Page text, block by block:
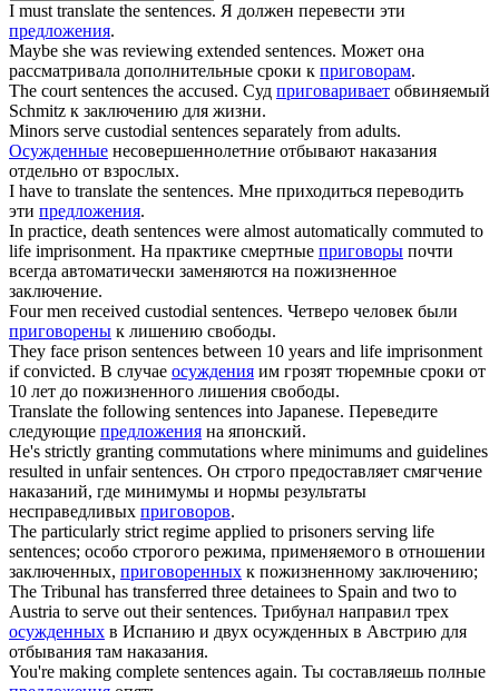
I must translate the sentences. Я должен перевести эти
предложения.
Maybe she was reviewing extended sentences. Может она
рассматривала дополнительные сроки к приговорам.
The courtsentences the accused. Суд приговаривает обвиняемый
Schmitz к заключению для жизни.
Minors serve custodial sentences separately from adults.
Осужденные несовершеннолетние отбывают наказания
отдельно от взрослых.
I have to translate the sentences. Мне приходиться переводить
эти предложения.
In practice, death sentences were almost automatically commuted to
life imprisonment. На практике смертные приговоры почти
всегда автоматически заменяются на пожизненное
заключение.
Four men received custodial sentences. Четверо человек были
приговорены к лишению свободы.
They face prison sentences between 10 years and life imprisonment
if convicted. В случае осуждения им грозят тюремные сроки от
10 лет до пожизненного лишения свободы.
Translate the following sentences into Japanese. Переведите
следующие предложения на японский.
He's strictly granting commutations where minimums and guidelines
resulted in unfairsentences. Он строго предоставляет смягчение
наказаний, где минимумы и нормы результаты
несправедливых приговоров.
The particularly strict regime applied to prisoners serving life
sentences; особо строгого режима, применяемого в отношении
заключенных, приговоренных к пожизненному заключению;
The Tribunal has transferred three detainees to Spain and two to
Austria to serve out theirsentences. Трибунал направил трех
осужденных в Испанию и двух осужденных в Австрию для
отбывания там наказания.
You're making complete sentences again. Ты составляешь полные